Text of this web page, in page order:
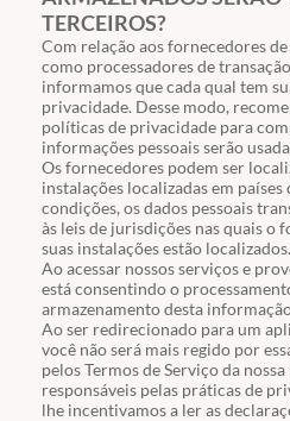
TERCEIROS?
Com relação aos fornecedores
como processadores de
informamos que cada qual tem
privacidade. Desse modo,
políticas de privacidade para
informações pessoais serão
Os fornecedores podem ser
instalações localizadas em países
condições, os dados pessoais
às leis de jurisdições nas quais o
suas instalações estão localizados.
Ao acessar nossos serviços e
está consentindo o
armazenamento desta
Ao ser redirecionado para um
você não será mais regido por
pelos Termos de Serviço da
responsáveis pelas práticas de
lhe incentivamos a ler as